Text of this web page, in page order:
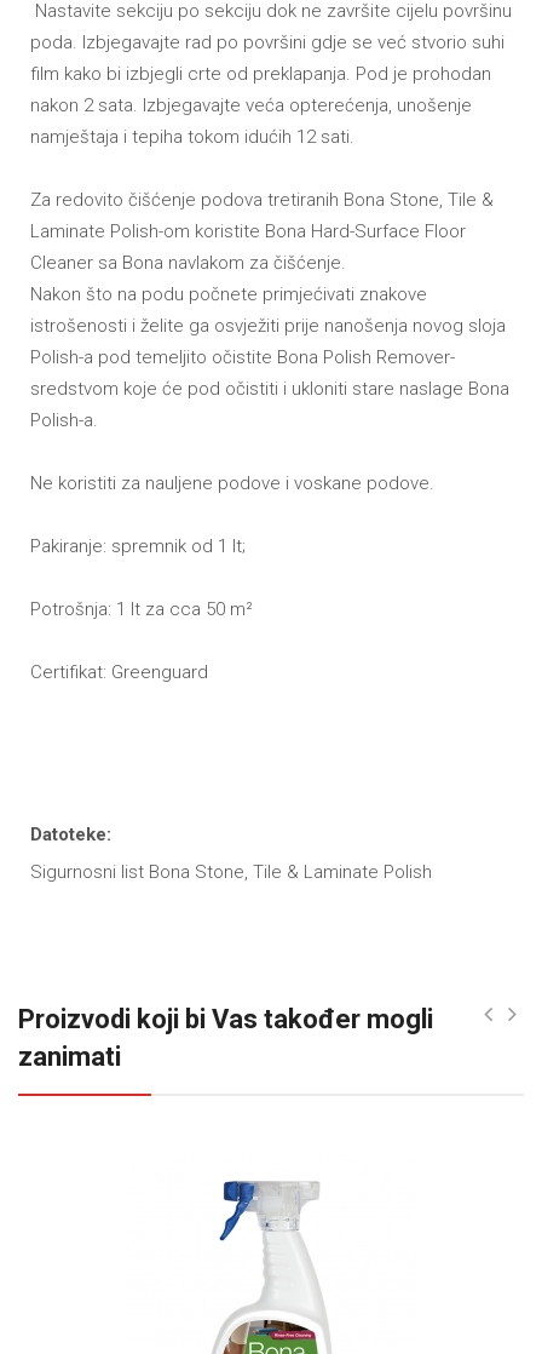
Nastavite sekciju po sekciju dok ne završite cijelu površinu
poda. Izbjegavajte rad po površini gdje se već stvorio suhi
film kako bi izbjegli crte od preklapanja. Pod je prohodan
nakon 2 sata. Izbjegavajte veća opterećenja, unošenje
namještaja i tepiha tokom idućih 12 sati.
Za redovito čišćenje podova tretiranih Bona Stone, Tile &
Laminate Polish-om koristite Bona Hard-Surface Floor
Cleaner sa Bona navlakom za čišćenje.
Nakon što na podu počnete primjećivati znakove
istrošenosti i želite ga osvježiti prije nanošenja novog sloja
Polish-a pod temeljito očistite Bona Polish Remover-
sredstvom koje će pod očistiti i ukloniti stare naslage Bona
Polish-a.
Ne koristiti za nauljene podove i voskane podove.
Pakiranje: spremnik od 1 lt;
Potrošnja: 1 lt za cca 50 m²
Certifikat: Greenguard
Datoteke:
Sigurnosni list Bona Stone, Tile & Laminate Polish
Proizvodi koji bi Vas također mogli
zanimati